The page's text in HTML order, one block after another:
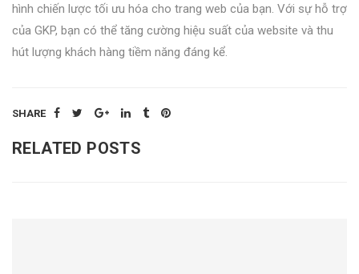
hình chiến lược tối ưu hóa cho trang web của bạn. Với sự hỗ trợ
của GKP, bạn có thể tăng cường hiệu suất của website và thu
hút lượng khách hàng tiềm năng đáng kể.
SHARE
RELATED POSTS